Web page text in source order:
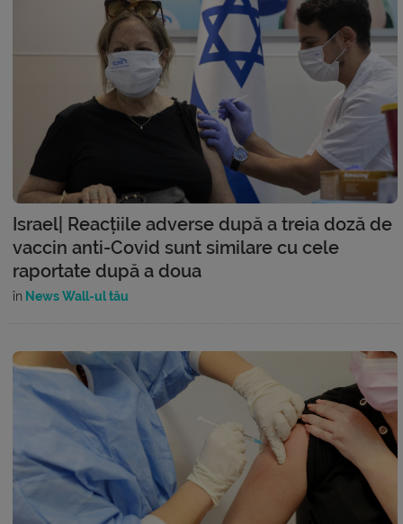
Israel| Reacțiile adverse după a treia doză de
vaccin anti-Covid sunt similare cu cele
raportate după a doua
în News Wall-ul tău